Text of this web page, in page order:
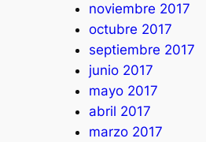
noviembre 2017
octubre 2017
septiembre 2017
junio 2017
mayo 2017
abril 2017
marzo 2017